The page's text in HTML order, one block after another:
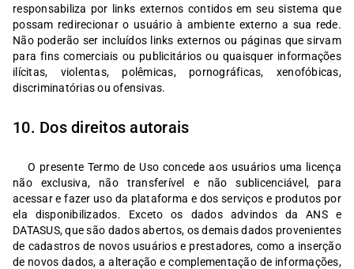
responsabiliza por links externos contidos em seu sistema que
possam redirecionar o usuário à ambiente externo a sua rede.
Não poderão ser incluídos links externos ou páginas que sirvam
para fins comerciais ou publicitários ou quaisquer informações
ilícitas, violentas, polêmicas, pornográficas, xenofóbicas,
discriminatórias ou ofensivas.
10. Dos direitos autorais
O presente Termo de Uso concede aos usuários uma licença
não exclusiva, não transferível e não sublicenciável, para
acessar e fazer uso da plataforma e dos serviços e produtos por
ela disponibilizados. Exceto os dados advindos da ANS e
DATASUS, que são dados abertos, os demais dados provenientes
de cadastros de novos usuários e prestadores, como a inserção
de novos dados, a alteração e complementação de informações,